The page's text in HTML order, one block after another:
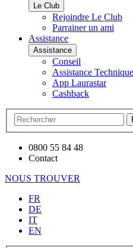
Le Club
Rejoindre Le Club
Parrainer un ami
Assistance
Assistance
Conseil
Assistance
App Laurastar
Cashback
0800 55 84 48
Contact
NOUS TROUVER
FR
DE
IT
EN